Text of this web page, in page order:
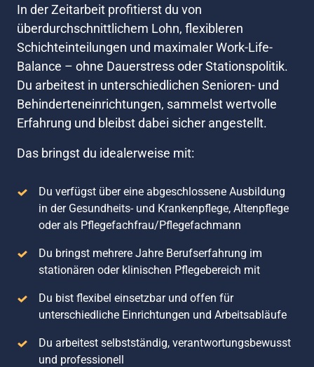
In der Zeitarbeit profitierst du von
überdurchschnittlichem Lohn, flexibleren
Schichteinteilungen und maximaler Work-Life-
Balance – ohne Dauerstress oder Stationspolitik.
Du arbeitest in unterschiedlichen Senioren- und
Behinderteneinrichtungen, sammelst wertvolle
Erfahrung und bleibst dabei sicher angestellt.
Das bringst du idealerweise mit:
Du verfügst über eine abgeschlossene Ausbildung
in der Gesundheits- und Krankenpflege, Altenpflege
oder als Pflegefachfrau/Pflegefachmann
Du bringst mehrere Jahre Berufserfahrung im
stationären oder klinischen Pflegebereich mit
Du bist flexibel einsetzbar und offen für
unterschiedliche Einrichtungen und Arbeitsabläufe
Du arbeitest selbstständig, verantwortungsbewusst
und professionell